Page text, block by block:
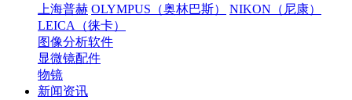
上海普赫 OLYMPUS（奥林巴斯）
NIKON（尼康）
LEICA（徕卡）
图像分析软件
显微镜配件
物镜
新闻资讯